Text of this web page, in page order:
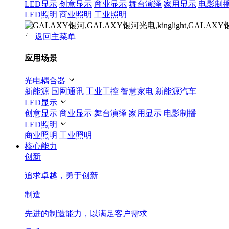
LED显示 创意显示 商业显示 舞台演绎 家用显示 电影制
LED照明 商业照明 工业照明
返回主菜单
应用场景
光电耦合器
新能源 国网通讯 工业工控 智慧家电 新能源汽车
LED显示
创意显示 商业显示 舞台演绎 家用显示 电影制播
LED照明
商业照明 工业照明
核心能力
创新
追求卓越，勇于创新
制造
先进的制造能力，以满足客户需求